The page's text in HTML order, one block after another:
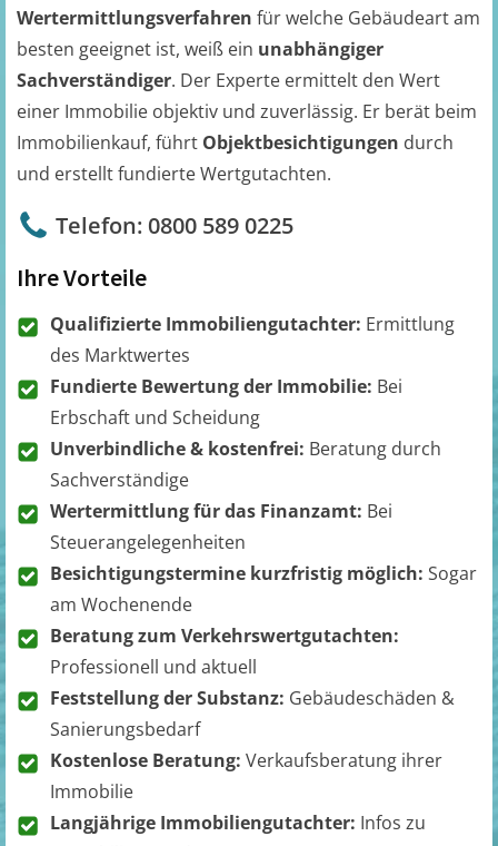
Wertermittlungsverfahren für welche Gebäudeart am
besten geeignet ist, weiß ein unabhängiger
Sachverständiger. Der Experte ermittelt den Wert
einer Immobilie objektiv und zuverlässig. Er berät beim
Immobilienkauf, führt Objektbesichtigungen durch
und erstellt fundierte Wertgutachten.
Telefon: 0800 589 0225
Ihre Vorteile
Qualifizierte Immobiliengutachter: Ermittlung
des Marktwertes
Fundierte Bewertung der Immobilie: Bei
Erbschaft und Scheidung
Unverbindliche & kostenfrei: Beratung durch
Sachverständige
Wertermittlung für das Finanzamt: Bei
Steuerangelegenheiten
Besichtigungstermine kurzfristig möglich: Sogar
am Wochenende
Beratung zum Verkehrswertgutachten:
Professionell und aktuell
Feststellung der Substanz: Gebäudeschäden &
Sanierungsbedarf
Kostenlose Beratung: Verkaufsberatung ihrer
Immobilie
Langjährige Immobiliengutachter: Infos zu